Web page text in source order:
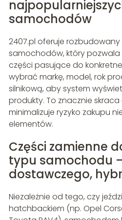
samochodów
2407.pl oferuje
samochodów, który pozwala
części pasujące do
wybrać markę, model, rok
silnikową, aby system
produkty. To znacznie
minimalizuje ryzyko zakupu
elementów.
Części zamienne
typu samochodu
dostawczego,
Niezależnie od tego, czy
hatchbackiem (np. Opel